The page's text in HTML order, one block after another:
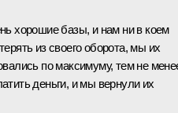
хорошие базы, и нам ни в коем
из своего оборота, мы их
по максимуму, тем не
деньги, и мы вернули их